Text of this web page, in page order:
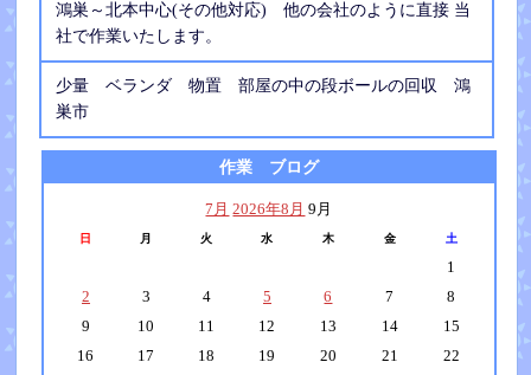
鴻巣～北本中心(その他対応) 他の会社のように直接 当
社で作業いたします。
少量 ベランダ 物置 部屋の中の段ボールの回収 鴻
巣市
作業 ブログ
7月 2026年8月 9月
日 月 火 水 木 金 土
1
2
3 4 5 6 7
8
9
10 11 12 13 14
15
16
17 18 19 20 21
22